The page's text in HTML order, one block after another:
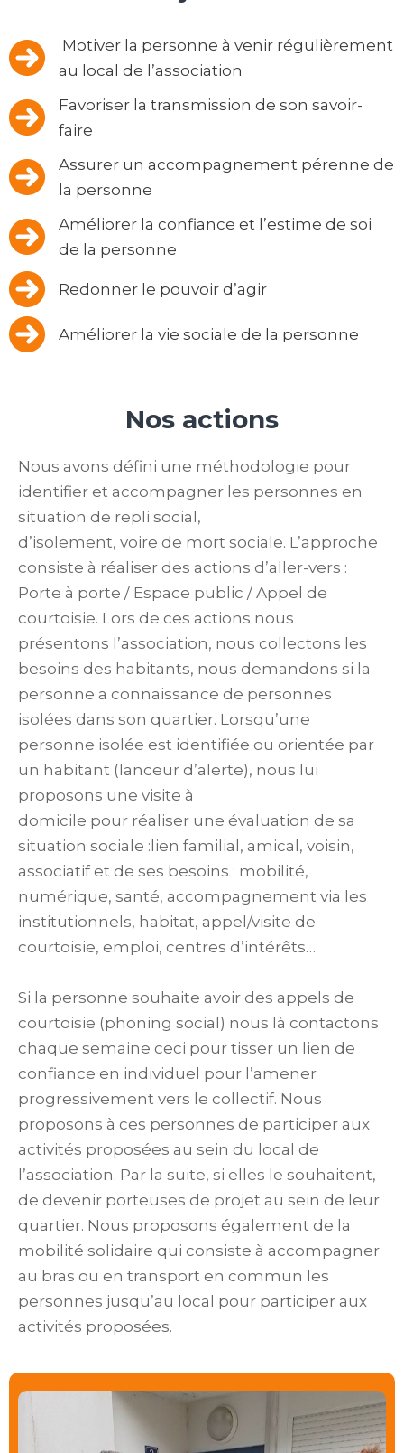
Motiver la personne à venir régulièrement
au local de l’association
Favoriser la transmission de son savoir-
faire
Assurer un accompagnement pérenne de
la personne
Améliorer la confiance et l’estime de soi
de la personne
Redonner le pouvoir d’agir
Améliorer la vie sociale de la personne
Nos actions
Nous avons défini une méthodologie pour
identifier et accompagner les personnes en
situation de repli social,
d’isolement, voire de mort sociale. L’approche
consiste à réaliser des actions d’aller-vers :
Porte à porte / Espace public / Appel de
courtoisie. Lors de ces actions nous
présentons l’association, nous collectons les
besoins des habitants, nous demandons si la
personne a connaissance de personnes
isolées dans son quartier. Lorsqu’une
personne isolée est identifiée ou orientée par
un habitant (lanceur d’alerte), nous lui
proposons une visite à
domicile pour réaliser une évaluation de sa
situation sociale :lien familial, amical, voisin,
associatif et de ses besoins : mobilité,
numérique, santé, accompagnement via les
institutionnels, habitat, appel/visite de
courtoisie, emploi, centres d’intérêts…
Si la personne souhaite avoir des appels de
courtoisie (phoning social) nous là contactons
chaque semaine ceci pour tisser un lien de
confiance en individuel pour l’amener
progressivement vers le collectif. Nous
proposons à ces personnes de participer aux
activités proposées au sein du local de
l’association. Par la suite, si elles le souhaitent,
de devenir porteuses de projet au sein de leur
quartier. Nous proposons également de la
mobilité solidaire qui consiste à accompagner
au bras ou en transport en commun les
personnes jusqu’au local pour participer aux
activités proposées.